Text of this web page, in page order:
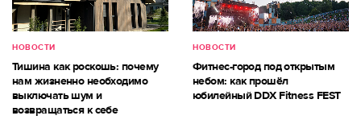
НОВОСТИ
Тишина как роскошь: почему
нам жизненно необходимо
выключать шум и
возвращаться к себе
НОВОСТИ
Фитнес-город под открытым
небом: как прошёл
юбилейный DDX Fitness FEST